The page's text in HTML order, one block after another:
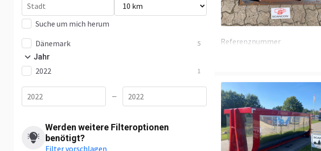
Suche um mich herum
Dänemark
5
Jahr
2022 1
—
Werden weitere Filteroptionen
benötigt?
Filter vorschlagen
Referenznummer